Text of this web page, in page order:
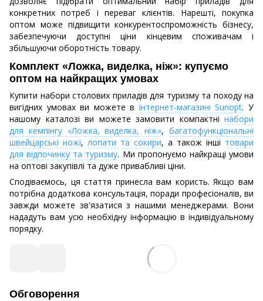
конкретних потреб і переваг клієнтів. Нарешті, покупка
оптом може підвищити конкурентоспроможність бізнесу,
забезпечуючи доступні ціни кінцевим споживачам і
збільшуючи оборотність товару.
Комплект «Ложка, виделка, ніж»: купуємо
оптом на найкращих умовах
Купити набори столових приладів для туризму та походу на
вигідних умовах ви можете в інтернет-магазині Sunopt. У
нашому каталозі ви можете замовити компактні набори
для кемпінгу «Ложка, виделка, ніж»,багатофункціональні
швейцарські ножі, лопати та сокири, а також інші товари
для відпочинку та туризму. Ми пропонуємо найкращі умови
на оптові закупівлі та дуже привабливі ціни.
Сподіваємось, ця стаття принесла вам користь. Якщо вам
потрібна додаткова консультація, поради професіоналів, ви
завжди можете зв'язатися з нашими менеджерами. Вони
нададуть вам усю необхідну інформацію в індивідуальному
порядку.
Обговорення